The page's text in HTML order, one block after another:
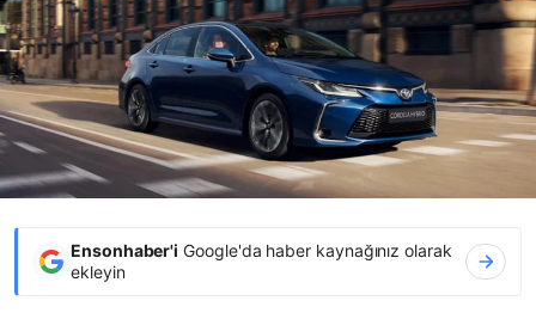
Ensonhaber'i Google'da haber kaynağınız olarak
ekleyin